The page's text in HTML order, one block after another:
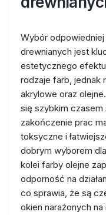
Wybór
drewnianych jest
estetycznego
rodzaje farb, jednak
akrylowe oraz
się szybkim czasem
zakończenie prac
toksyczne i
dobrym wyborem
kolei farby olejne
odporność na
co sprawia, że są
okien narażonych na